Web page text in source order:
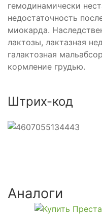
гемодинамически
недостаточность
миокарда.
лактозы, лактазная
галaктозная
кормление грудью.
Штрих-код
Аналоги